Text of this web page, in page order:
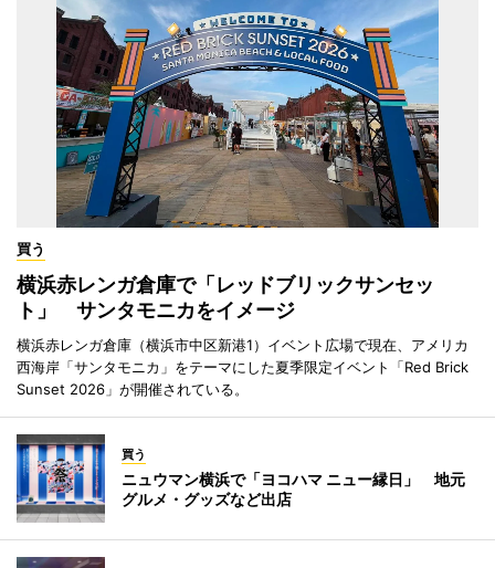
買う
横浜赤レンガ倉庫で「レッドブリックサンセッ
ト」 サンタモニカをイメージ
横浜赤レンガ倉庫（横浜市中区新港1）イベント広場で現在、アメリカ
西海岸「サンタモニカ」をテーマにした夏季限定イベント「Red Brick
Sunset 2026」が開催されている。
買う
ニュウマン横浜で「ヨコハマ ニュー縁日」 地元
グルメ・グッズなど出店